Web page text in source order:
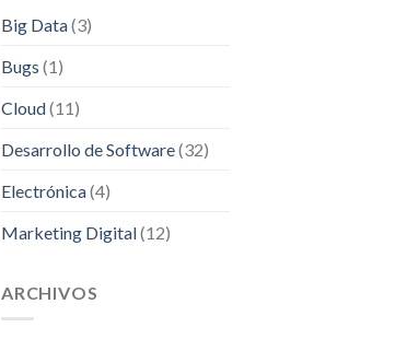
Big Data(3)
Bugs (1)
Cloud(11)
Desarrollo de Software(32)
Electrónica(4)
Marketing Digital(12)
ARCHIVOS